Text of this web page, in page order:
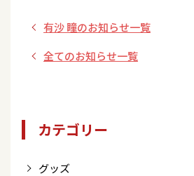
念生配信日決定！
有沙 瞳のお知らせ一覧
全てのお知らせ一覧
カテゴリー
グッズ